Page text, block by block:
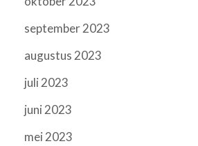
september 2023
augustus 2023
juli 2023
juni 2023
mei 2023